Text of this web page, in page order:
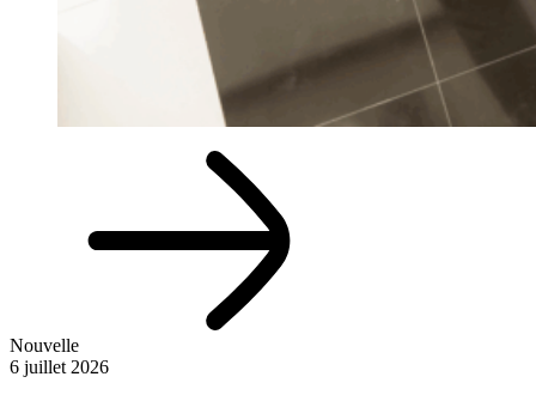
Nouvelle
6 juillet 2026